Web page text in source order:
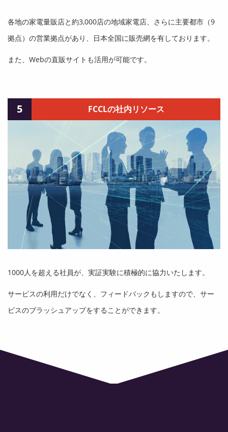
各地の家電量販店と約3,000店の地域家電店、さらに主要都市（9
拠点）の営業拠点があり、日本全国に販売網を有しております。
また、Webの直販サイトも活用が可能です。
5 FCCLの社内リソース
1000人を超える社員が、実証実験に積極的に協力いたします。
サービスの利用だけでなく、フィードバックもしますので、サー
ビスのブラッシュアップをすることができます。